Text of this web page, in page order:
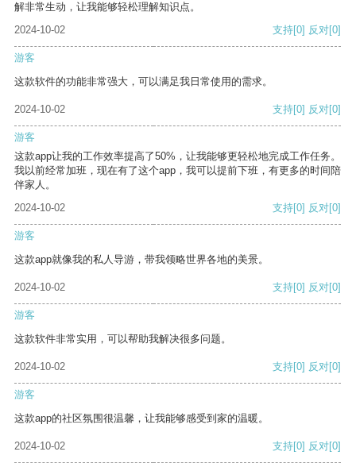
解非常生动，让我能够轻松理解知识点。
2024-10-02
支持[0] 反对[0]
游客
这款软件的功能非常强大，可以满足我日常使用的需求。
2024-10-02 支持[0] 反对[0]
游客
这款app让我的工作效率提高了50%，让我能够更轻松地完成工作任务。
我以前经常加班，现在有了这个app，我可以提前下班，有更多的时间陪
伴家人。
2024-10-02
支持[0] 反对[0]
游客
这款app就像我的私人导游，带我领略世界各地的美景。
2024-10-02 支持[0] 反对[0]
游客
这款软件非常实用，可以帮助我解决很多问题。
2024-10-02 支持[0] 反对[0]
游客
这款app的社区氛围很温馨，让我能够感受到家的温暖。
2024-10-02 支持[0] 反对[0]